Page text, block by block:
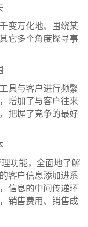
变万化地、围绕某
它多个角度探寻事
具与客户进行频繁
增加了与客户往来
把握了竞争的最好
功能，全面地了解
客户信息添加进系
信息的中间传递环
销售费用、销售成